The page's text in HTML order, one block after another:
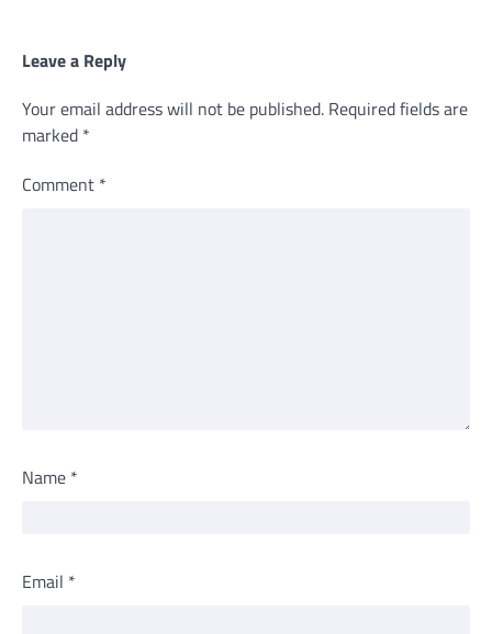
Leave a Reply
Your email address will not be published. Required fields are
marked *
Comment *
Name *
Email *